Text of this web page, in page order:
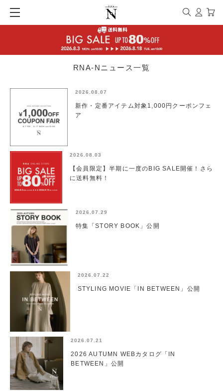
RNA-Nニュース一覧
2026.08.07
新作・定番アイテム対象1,000円クーポンフェ
ア
2026.08.03
【会員限定】半期に一度のBIG SALE開催！さら
に送料無料！
2026.07.29
特集「STORY BOOK」公開
2026.07.22
STYLING MOVIE「IN BETWEEN」公開
2026.07.21
2026 AUTUMN WEBカタログ「IN
BETWEEN」公開